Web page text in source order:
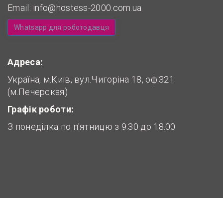
Email: info@hostess-2000.com.ua
Whatsapp для роботодавця
Адреса:
Україна, м.Київ, вул.Чигоріна 18, оф.321
(м.Печерская)
Графік роботи:
З понеділка по п'ятницю з 9.30 до 18.00